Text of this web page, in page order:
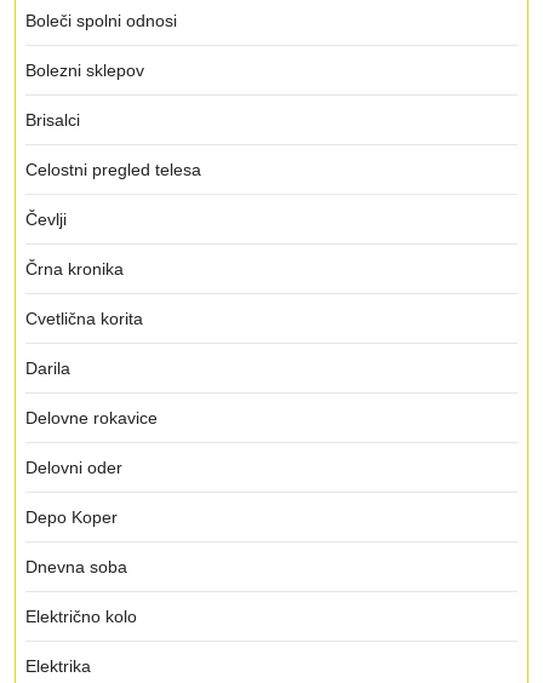
Boleči spolni odnosi
Bolezni sklepov
Brisalci
Celostni pregled telesa
Čevlji
Črna kronika
Cvetlična korita
Darila
Delovne rokavice
Delovni oder
Depo Koper
Dnevna soba
Električno kolo
Elektrika